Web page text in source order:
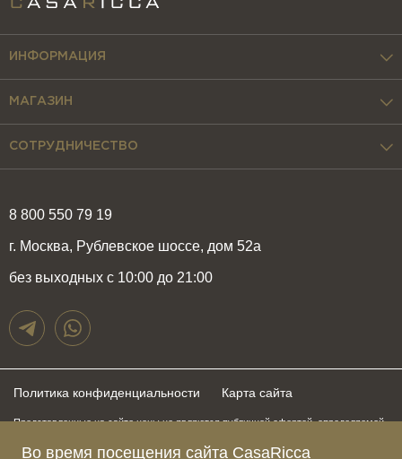
Во время посещения сайта CasaRicca
8 800 550 79 19
г. Москва, Рублевское шоссе, дом 52а
без выходных с 10:00 до 21:00
ИНФОРМАЦИЯ
МАГАЗИН
СОТРУДНИЧЕСТВО
Политика конфиденциальности Карта сайта
Представленные на сайте цены не являются публичной офертой, определяемой
быть изменены в любое время без предупреждения. Для получения актуальной и